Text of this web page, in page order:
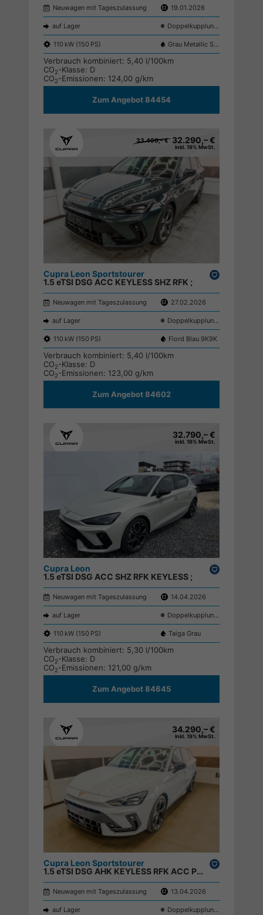
Neuwagen mit Tageszulassung 19.01.2026
auf Lager Doppelkupplungsgetriebe (DSG)
110 kW (150 PS) Grau Metallic S7S7
Verbrauch kombiniert: 5,40 l/100km
CO2-Klasse: D
CO2-Emissionen: 124,00 g/km
Zum Angebot 84454
33.490,– € 32.290,– €
inkl. 19% MwSt.
Cupra Leon Sportstourer
1.5 eTSI DSG ACC KEYLESS SHZ RFK ;
Neuwagen mit Tageszulassung 27.02.2026
auf Lager Doppelkupplungsgetriebe (DSG)
110 kW (150 PS) Fiord Blau 9K9K
Verbrauch kombiniert: 5,40 l/100km
CO2-Klasse: D
CO2-Emissionen: 123,00 g/km
Zum Angebot 84602
32.790,– €
inkl. 19% MwSt.
Cupra Leon
1.5 eTSI DSG ACC SHZ RFK KEYLESS ;
Neuwagen mit Tageszulassung 14.04.2026
auf Lager Doppelkupplungsgetriebe (DSG)
110 kW (150 PS) Taiga Grau
Verbrauch kombiniert: 5,30 l/100km
CO2-Klasse: D
CO2-Emissionen: 121,00 g/km
Zum Angebot 84645
34.290,– €
inkl. 19% MwSt.
Cupra Leon Sportstourer
1.5 eTSI DSG AHK KEYLESS RFK ACC PDC SHZ ;
Neuwagen mit Tageszulassung 13.04.2026
auf Lager Doppelkupplungsgetriebe (DSG)